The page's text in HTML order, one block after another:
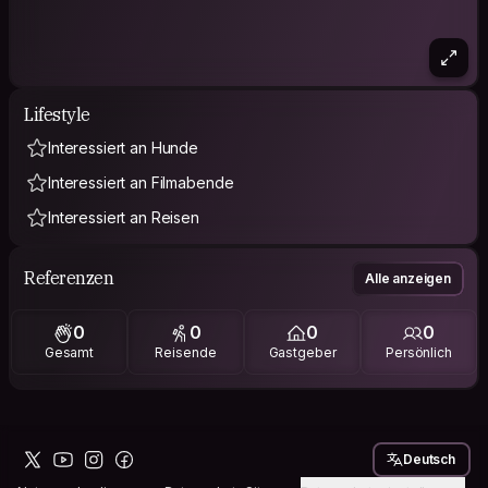
Lifestyle
Interessiert an Hunde
Interessiert an Filmabende
Interessiert an Reisen
Referenzen Alle anzeigen
0
Gesamt
0
Reisende
0
Gastgeber
0
Persönlich
Deutsch